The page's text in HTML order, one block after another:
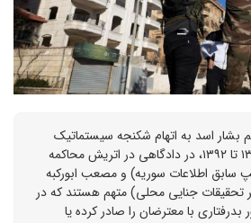
بشار اسد به اتهام شکنجه سیستماتیک
معترضان در سال‌های ۱۳۹۰ تا ۱۳۹۲، در دادگاهی در اتریش محاکمه
سابق اطلاعات سوریه) و مصعب ابورکبه
تحقیقات جنایی محلی) متهم هستند که در
بدرفتاری با معترضان را صادر کرده یا